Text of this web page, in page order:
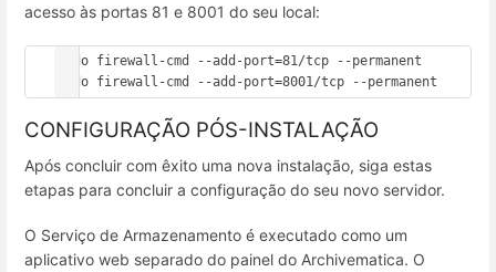
acesso às portas 81 e 8001 do seu local:
sudo firewall-cmd --add-port=81/tcp --permanent
sudo firewall-cmd --add-port=8001/tcp --permanent
CONFIGURAÇÃO PÓS-INSTALAÇÃO
Após concluir com êxito uma nova instalação, siga estas
etapas para concluir a configuração do seu novo servidor.
O Serviço de Armazenamento é executado como um
aplicativo web separado do painel do Archivematica. O